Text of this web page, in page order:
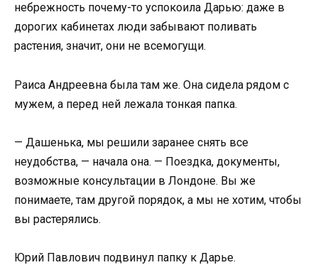
небрежность почему-то успокоила Дарью: даже в
дорогих кабинетах люди забывают поливать
растения, значит, они не всемогущи.
Раиса Андреевна была там же. Она сидела рядом с
мужем, а перед ней лежала тонкая папка.
— Дашенька, мы решили заранее снять все
неудобства, — начала она. — Поездка, документы,
возможные консультации в Лондоне. Вы же
понимаете, там другой порядок, а мы не хотим, чтобы
вы растерялись.
Юрий Павлович подвинул папку к Дарье.